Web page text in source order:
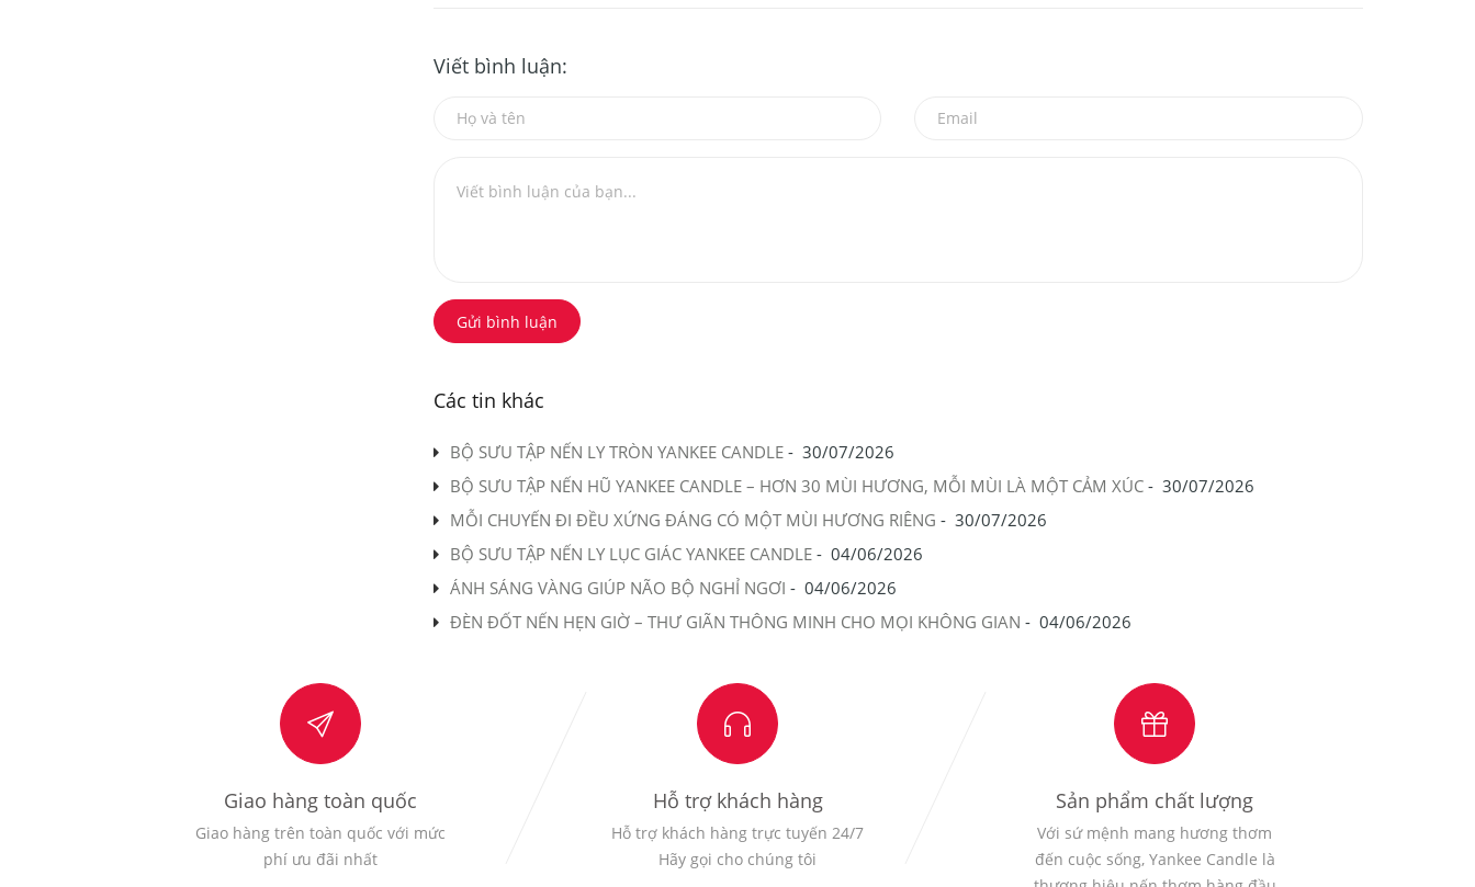
Viết bình luận:
Gửi bình luận
Các tin khác
BỘ SƯU TẬP NẾN LY TRÒN YANKEE CANDLE- 30/07/2026
BỘ SƯU TẬP NẾN HŨ YANKEE CANDLE – HƠN 30 MÙI HƯƠNG, MỖI MÙI LÀ MỘT CẢM XÚC- 30/07/2026
MỖI CHUYẾN ĐI ĐỀU XỨNG ĐÁNG CÓ MỘT MÙI HƯƠNG RIÊNG - 30/07/2026
BỘ SƯU TẬP NẾN LY LỤC GIÁC YANKEE CANDLE- 04/06/2026
ÁNH SÁNG VÀNG GIÚP NÃO BỘ NGHỈ NGƠI - 04/06/2026
ĐÈN ĐỐT NẾN HẸN GIỜ – THƯ GIÃN THÔNG MINH CHO MỌI KHÔNG GIAN - 04/06/2026
Giao hàng toàn quốc
Giao hàng trên toàn quốc với mức
phí ưu đãi nhất
Hỗ trợ khách hàng
Hỗ trợ khách hàng trực tuyến 24/7
Hãy gọi cho chúng tôi
Sản phẩm chất lượng
Với sứ mệnh mang hương thơm
đến cuộc sống, Yankee Candle là